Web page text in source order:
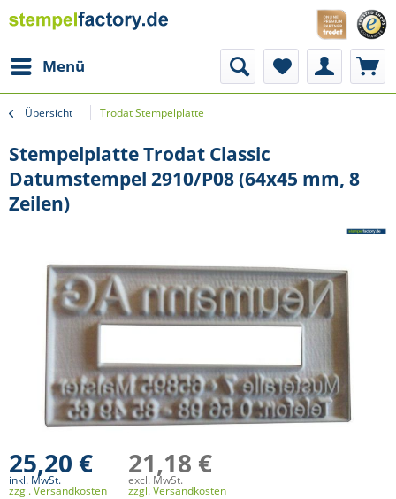
Menü
Übersicht Trodat Stempelplatte
Stempelplatte Trodat Classic
Datumstempel 2910/P08 (64x45 mm, 8
Zeilen)
25,20 €
inkl. MwSt.
zzgl. Versandkosten
21,18 €
excl. MwSt.
zzgl. Versandkosten